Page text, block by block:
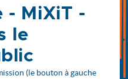
- MiXiT -
le
(le bouton à gauche